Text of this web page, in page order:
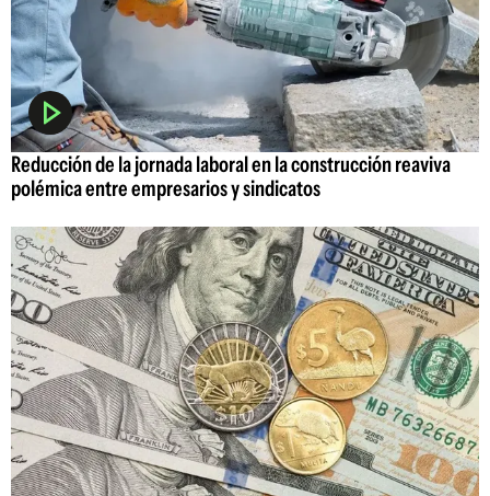
Reducción de la jornada laboral en la construcción reaviva
polémica entre empresarios y sindicatos